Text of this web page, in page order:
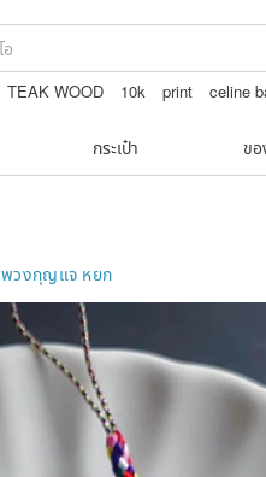
TEAK WOOD 10k print celine
กระเป๋า ข
พวงกุญแจ หยก